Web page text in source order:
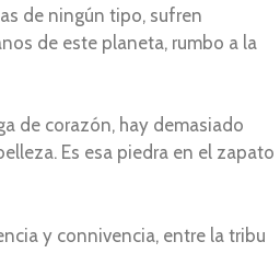
de ningún tipo, sufren
de este planeta, rumbo a la
de corazón, hay demasiado
Es esa piedra en el zapato
y connivencia, entre la tribu